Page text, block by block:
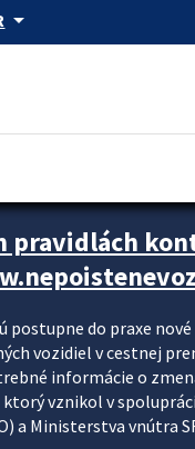
arrow_drop_down
pravidlách
postupne do praxe
vozidiel v cestnej
informácie o
vznikol v
a Ministerstva vnútra